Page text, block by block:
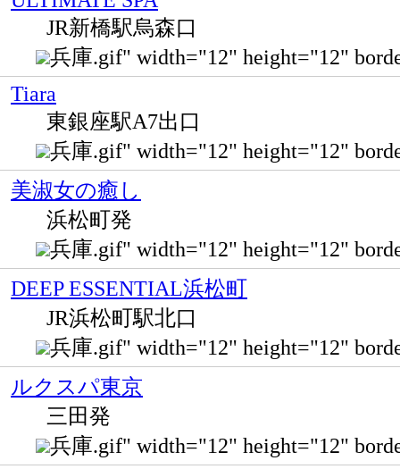
JR新橋駅烏森口
兵庫.gif" width="12" height="12"
Tiara
東銀座駅A7出口
兵庫.gif" width="12" height="12"
美淑女の癒し
浜松町発
兵庫.gif" width="12" height="12"
DEEP ESSENTIAL浜松町
JR浜松町駅北口
兵庫.gif" width="12" height="12"
ルクスパ東京
三田発
兵庫.gif" width="12" height="12"